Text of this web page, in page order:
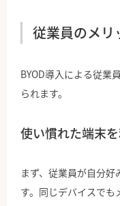
従業員のメリ
BYOD導入による従業
られます。
使い慣れた端末
まず、従業員が自分
す。同じデバイスでも